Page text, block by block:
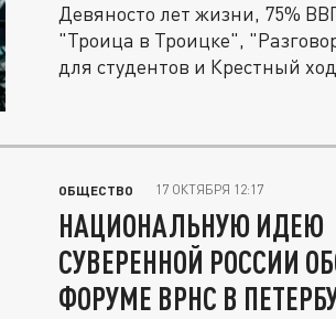
Девяносто лет жизни, 75%
"Троица в Троицке",
для студентов и Крестный
ОБЩЕСТВО 17 ОКТЯБРЯ 12:17
НАЦИОНАЛЬНУЮ ИДЕЮ
СУВЕРЕННОЙ РОССИИ
ФОРУМЕ ВРНС В